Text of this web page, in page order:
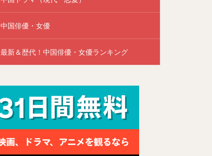
中国俳優・女優
最新＆歴代！中国俳優・女優ランキング